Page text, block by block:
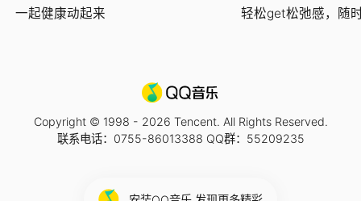
一起健康动起来 轻松get松弛感，随
Copyright © 1998 - 2026 Tencent. All Rights Reserved.
联系电话：0755-86013388 QQ群：55209235